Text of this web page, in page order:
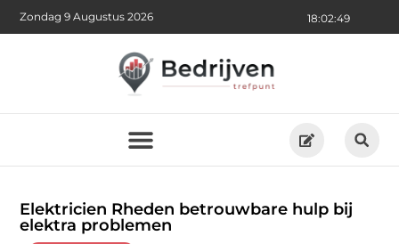
18:02:50
Zondag 9 Augustus 2026
Elektricien Rheden betrouwbare hulp bij
elektra problemen